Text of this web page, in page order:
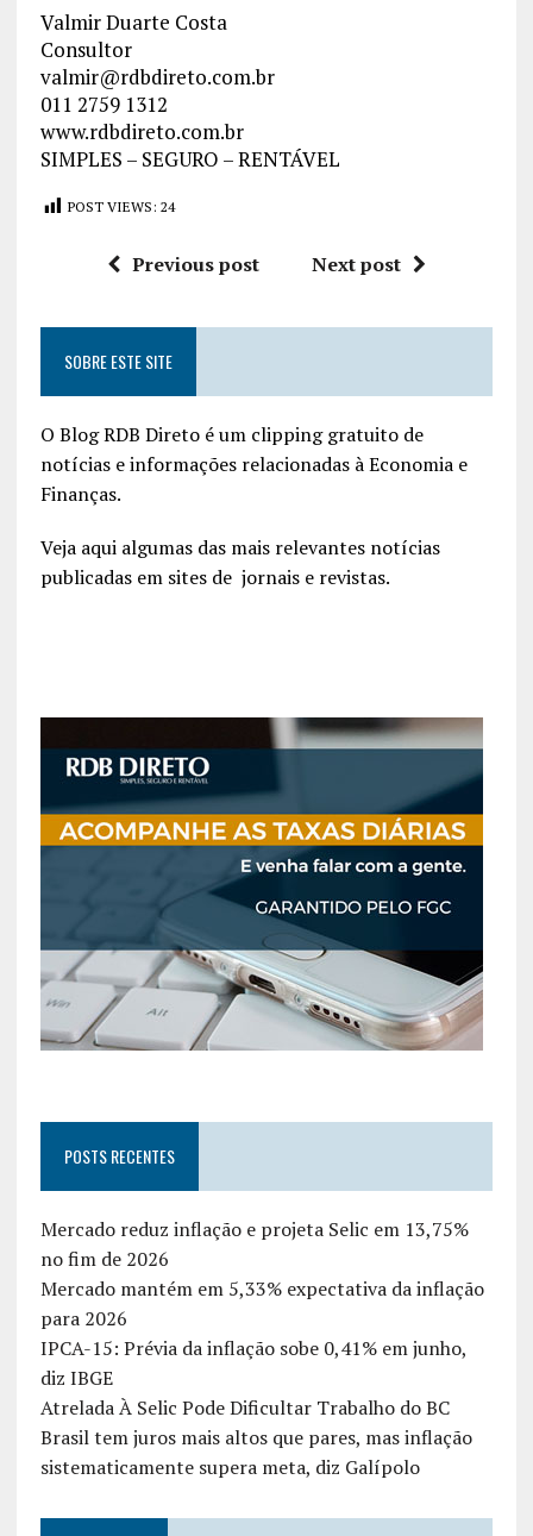
Valmir Duarte Costa
Consultor
valmir@rdbdireto.com.br
011 2759 1312
www.rdbdireto.com.br
SIMPLES – SEGURO – RENTÁVEL
POST VIEWS: 24
Previous post Next post
SOBRE ESTE SITE
O Blog RDB Direto é um clipping gratuito de
notícias e informações relacionadas à Economia e
Finanças.
Veja aqui algumas das mais relevantes notícias
publicadas em sites de jornais e revistas.
POSTS RECENTES
Mercado reduz inflação e projeta Selic em 13,75%
no fim de 2026
Mercado mantém em 5,33% expectativa da inflação
para 2026
IPCA-15: Prévia da inflação sobe 0,41% em junho,
diz IBGE
Atrelada À Selic Pode Dificultar Trabalho do BC
Brasil tem juros mais altos que pares, mas inflação
sistematicamente supera meta, diz Galípolo